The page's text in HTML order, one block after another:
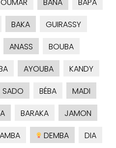
OUMAR BANA
BAPA
BAKA
GUIRASSY
ANASS
BOUBA
AYOUBA
KANDY
SADO BÉBA
MADI
BARAKA
JAMON
DEMBA
DIA